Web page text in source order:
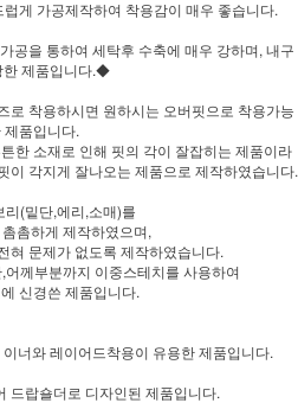
게 가공제작하여 착용감이 매우 좋습니다.
공을 통하여 세탁후 수축에 매우 강하며, 내구
한 제품입니다.◆
로 착용하시면 원하시는 오버핏으로 착용가능
제품입니다.
한 소재로 인해 핏의 각이 잘잡히는 제품이라
이 각지게 잘나오는 제품으로 제작하였습니다.
리(밑단,에리,소매)를
촘하게 제작하였으며,
혀 문제가 없도록 제작하였습니다.
께부분까지 이중스테치를 사용하여
신경쓴 제품입니다.
너와 레이어드착용이 유용한 제품입니다.
드랍숄더로 디자인된 제품입니다.